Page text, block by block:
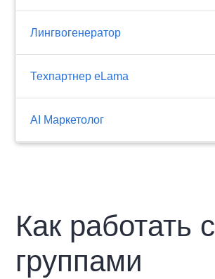
Лингвогенератор
Техпартнер eLama
AI Маркетолог
Как работать с
группами